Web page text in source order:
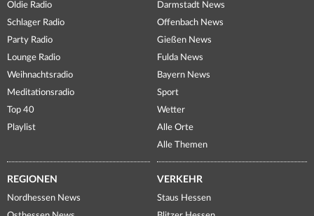
Oldie Radio
Schlager Radio
Party Radio
Lounge Radio
Weihnachtsradio
Meditationsradio
Top 40
Playlist
Darmstadt News
Offenbach News
Gießen News
Fulda News
Bayern News
Sport
Wetter
Alle Orte
Alle Themen
REGIONEN
Nordhessen News
VERKEHR
Staus Hessen